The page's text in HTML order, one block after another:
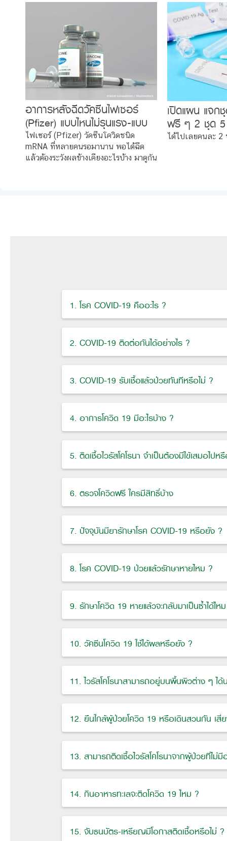
อาการหลังฉีดวัคซีนไฟเซอร์
(Pfizer) แบบไหนไม่รุนแรง-แบบ
ไหนต้องระวังใน 30 วัน
ไฟเซอร์ (Pfizer) วัคซีนโควิดชนิด
mRNA ที่หลายคนรอมานาน พอได้ฉีด
แล้วต้องระวังผลข้างเคียงอะไรบ้าง มาดูกัน
เปิดแผน แจก
ฟรี ๆ 2 ชุด 5
ได้..ต้องทำไ
ได้ไปเลยคนละ 2
1. โรค COVID-19 คืออะไร ?
2. COVID-19 ติดต่อกันได้อย่างไร ?
3. COVID-19 รับเชื้อแล้วป่วยทันทีหรือไม่ ?
4. อาการโควิด 19 มีอะไรบ้าง ?
5. ติดเชื้อไวรัสโคโรนา จำเป็นต้องมีไข้เสมอไปห
6. ตรวจโควิดฟรี ใครมีสิทธิ์บ้าง
7. ปัจจุบันมียารักษาโรค COVID-19 หรือยัง ?
8. โรค COVID-19 ป่วยแล้วรักษาหายไหม ?
9. รักษาโควิด 19 หายแล้วจะกลับมาเป็นซ้ำได้ไห
10. วัคซีนโควิด 19 ใช้ได้ผลหรือยัง ?
11. ไวรัสโคโรนาสามารถอยู่บนพื้นผิวต่าง ๆ ได้
12. ยืนใกล้ผู้ป่วยโควิด 19 หรือเดินสวนกัน เสี่
13. สามารถติดเชื้อไวรัสโคโรนาจากผู้ป่วยที่ไม่มี
14. กินอาหารทะเลจะติดโควิด 19 ไหม ?
15. จับธนบัตร-เหรียญมีโอกาสติดเชื้อหรือไม่ ?